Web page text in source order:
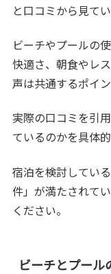
と口コミから見てい
ビーチやプールの
快適さ、朝食やレ
声は共通するポイン
実際の口コミを引
ているのかを具体
宿泊を検討してい
件」が満たされて
ください。
ビーチとプール